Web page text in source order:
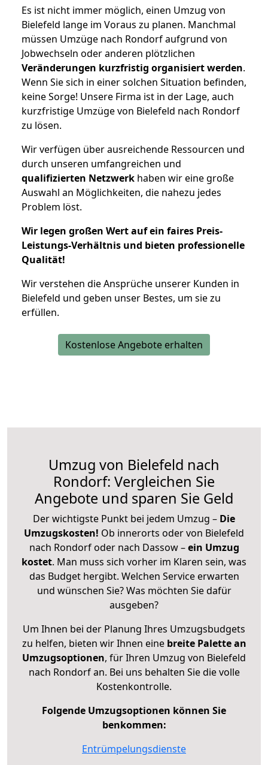
Es ist nicht immer möglich, einen Umzug von
Bielefeld lange im Voraus zu planen. Manchmal
müssen Umzüge nach Rondorf aufgrund von
Jobwechseln oder anderen plötzlichen
Veränderungen kurzfristig organisiert werden.
Wenn Sie sich in einer solchen Situation befinden,
keine Sorge! Unsere Firma ist in der Lage, auch
kurzfristige Umzüge von Bielefeld nach Rondorf
zu lösen.
Wir verfügen über ausreichende Ressourcen und
durch unseren umfangreichen und
qualifizierten Netzwerk haben wir eine große
Auswahl an Möglichkeiten, die nahezu jedes
Problem löst.
Wir legen großen Wert auf ein faires Preis-
Leistungs-Verhältnis und bieten professionelle
Qualität!
Wir verstehen die Ansprüche unserer Kunden in
Bielefeld und geben unser Bestes, um sie zu
erfüllen.
Kostenlose Angebote erhalten
Umzug von Bielefeld nach
Rondorf: Vergleichen Sie
Angebote und sparen Sie Geld
Der wichtigste Punkt bei jedem Umzug – Die
Umzugskosten! Ob innerorts oder von Bielefeld
nach Rondorf oder nach Dassow –ein Umzug
kostet. Man muss sich vorher im Klaren sein, was
das Budget hergibt. Welchen Service erwarten
und wünschen Sie? Was möchten Sie dafür
ausgeben?
Um Ihnen bei der Planung Ihres Umzugsbudgets
zu helfen, bieten wir Ihnen eine breite Palette an
Umzugsoptionen, für Ihren Umzug von Bielefeld
nach Rondorf an. Bei uns behalten Sie die volle
Kostenkontrolle.
Folgende Umzugsoptionen können Sie
benkommen:
Entrümpelungsdienste